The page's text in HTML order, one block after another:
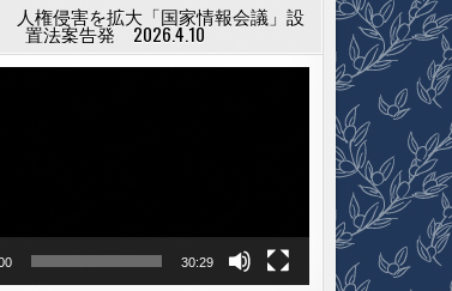
人権侵害を拡大「国家情報会議」設
置法案告発 2026.4.10
30:29